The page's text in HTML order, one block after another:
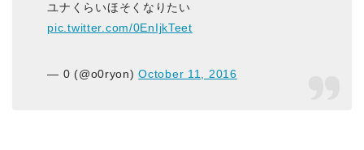
ユナくらいほそくなりたい
pic.twitter.com/0EnIjkTeet
— 0 (@o0ryon)October 11, 2016